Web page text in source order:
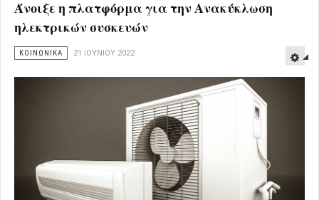
Άνοιξε η πλατφόρμα για την Ανακύκλωση
ηλεκτρικών συσκευών
ΚΟΙΝΩΝΙΚΑ 21 ΙΟΥΝΊΟΥ 2022